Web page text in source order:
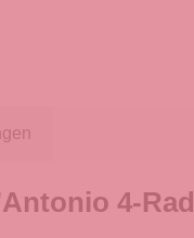
4-